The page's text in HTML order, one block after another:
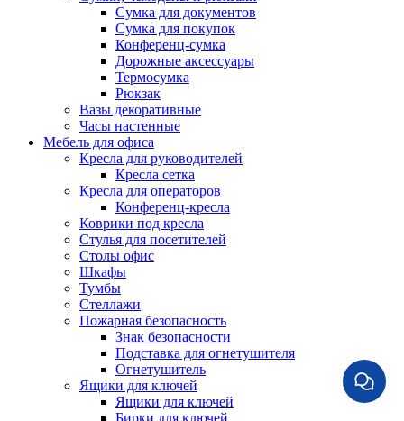
Сумка для документов
Сумка для покупок
Конференц-сумка
Дорожные аксессуары
Термосумка
Рюкзак
Вазы декоративные
Часы настенные
Мебель для офиса
Кресла для руководителей
Кресла сетка
Кресла для операторов
Конференц-кресла
Коврики под кресла
Стулья для посетителей
Столы офис
Шкафы
Тумбы
Стеллажи
Пожарная безопасность
Знак безопасности
Подставка для огнетушителя
Огнетушитель
Ящики для ключей
Ящики для ключей
Бирки для ключей